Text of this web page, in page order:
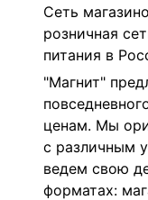
Сеть
розничная
питания в
"Магнит"
ценам. Мы
с различным
ведем свою
форматах: